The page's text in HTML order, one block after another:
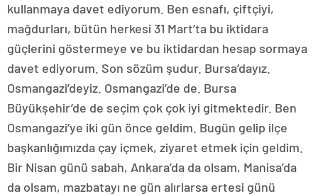
kullanmaya davet ediyorum. Ben esnafı, çiftçiyi,
mağdurları, bütün herkesi 31 Mart’ta bu iktidara
güçlerini göstermeye ve bu iktidardan hesap sormaya
davet ediyorum. Son sözüm şudur. Bursa’dayız.
Osmangazi’deyiz. Osmangazi’de de. Bursa
Büyükşehir’de de seçim çok çok iyi gitmektedir. Ben
Osmangazi’ye iki gün önce geldim. Bugün gelip ilçe
başkanlığımızda çay içmek, ziyaret etmek için geldim.
Bir Nisan günü sabah, Ankara’da da olsam, Manisa’da
da olsam, mazbatayı ne gün alırlarsa ertesi günü